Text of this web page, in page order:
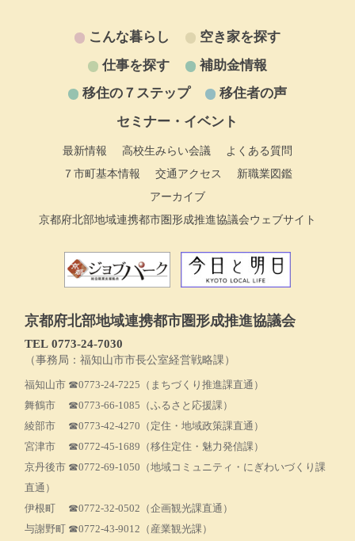
こんな暮らし
空き家を探す
仕事を探す
補助金情報
移住の７ステップ
移住者の声
セミナー・イベント
最新情報 高校生みらい会議
よくある質問
７市町基本情報
交通アクセス
新職業図鑑
アーカイブ
京都府北部地域連携都市圏形成推進協議会ウェブサイト
京都府北部地域連携都市圏形成推進協議会
TEL 0773‐24-7030
（事務局：福知山市市長公室経営戦略課）
福知山市 ☎0773-24-7225 （まちづくり推進課直通）
舞鶴市 ☎0773-66-1085 （ふるさと応援課）
綾部市 ☎0773-42-4270 （定住・地域政策課直通）
宮津市 ☎0772-45-1689 （移住定住・魅力発信課）
京丹後市 ☎0772-69-1050 （地域コミュニティ・にぎわいづくり課
直通）
伊根町 ☎0772-32-0502 （企画観光課直通）
与謝野町 ☎0772-43-9012 （産業観光課）